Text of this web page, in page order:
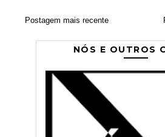
Postagem mais recente
NÓS E OUTROS